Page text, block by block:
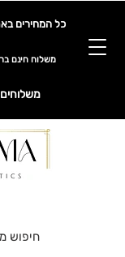
כל המחירים
משלוח חינם